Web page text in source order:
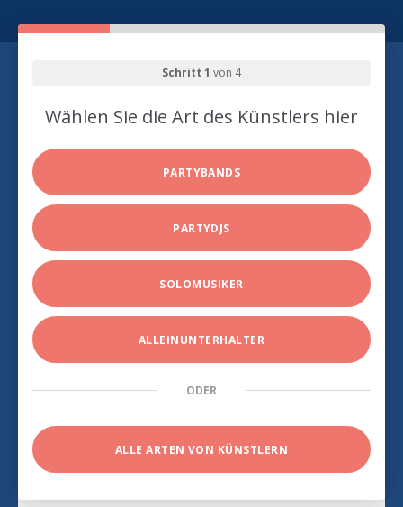
Schritt 1 von 4
Wählen Sie die Art des Künstlers hier
PARTYBANDS
PARTYDJS
SOLOMUSIKER
ALLEINUNTERHALTER
ODER
ALLE ARTEN VON KÜNSTLERN